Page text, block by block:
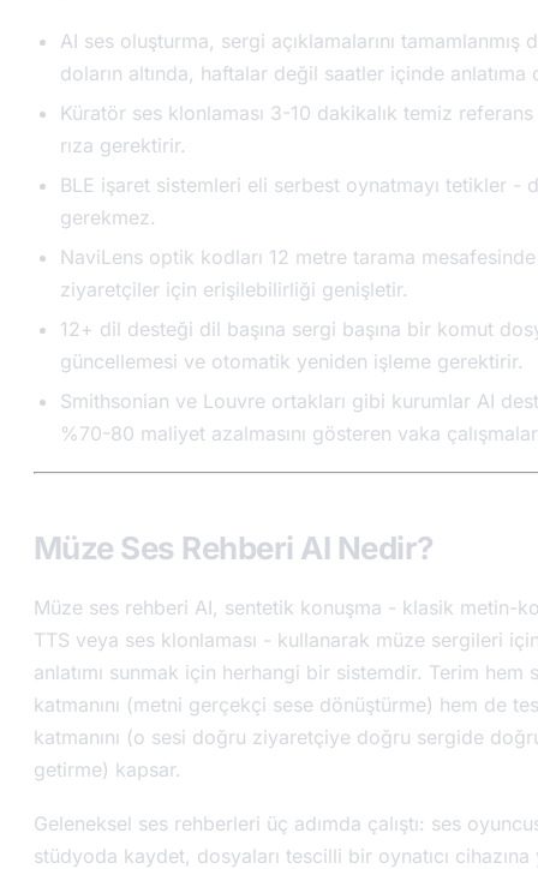
AI ses oluşturma, sergi açıklamalarını tamamlanmış
doların altında, haftalar değil saatler içinde anlatıma
Küratör ses klonlaması 3-10 dakikalık temiz referans
rıza gerektirir.
BLE işaret sistemleri eli serbest oynatmayı tetikler -
gerekmez.
NaviLens optik kodları 12 metre tarama
ziyaretçiler için erişilebilirliği genişletir.
12+ dil desteği dil başına sergi başına bir komut
güncellemesi ve otomatik yeniden işleme gerektirir.
Smithsonian ve Louvre ortakları gibi kurumlar AI
%70-80 maliyet azalmasını gösteren vaka
Müze Ses Rehberi AI Nedir?
Müze ses rehberi AI, sentetik konuşma - klasik metin-
TTS veya ses klonlaması - kullanarak müze sergileri
anlatımı sunmak için herhangi bir sistemdir. Terim hem
katmanını (metni gerçekçi sese dönüştürme) hem de
katmanını (o sesi doğru ziyaretçiye doğru sergide
getirme) kapsar.
Geleneksel ses rehberleri üç adımda çalıştı: ses
stüdyoda kaydet, dosyaları tescilli bir oynatıcı